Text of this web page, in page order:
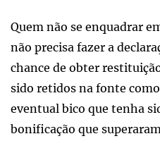
Quem não se enquadrar
não precisa fazer a
chance de obter
sido retidos na fonte
eventual bico que tenha
bonificação que